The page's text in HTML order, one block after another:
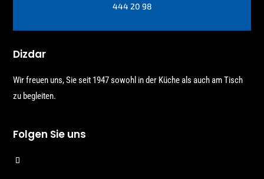
444 20 98
Dizdar
Wir freuen uns, Sie seit 1947 sowohl in der Küche als auch am Tisch
zu begleiten.
Folgen Sie uns